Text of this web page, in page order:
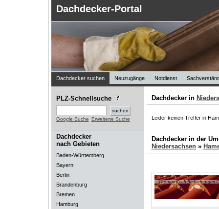
Dachdecker-Portal
Dachdecker suchen Neuzugänge Notdienst
PLZ-Schnellsuche
Google Suche Erweiterte Suche
Dachdecker
nach Gebieten
Baden-Württemberg
Bayern
Berlin
Brandenburg
Bremen
Hamburg
Dachdecker in
Leider keinen Treffer in
Dachdecker in der
Niedersachsen»